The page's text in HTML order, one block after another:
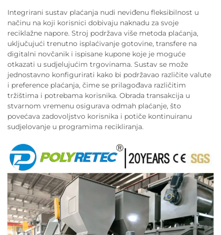
Integrirani sustav plaćanja nudi neviđenu fleksibilnost u
načinu na koji korisnici dobivaju naknadu za svoje
reciklažne napore. Stroj podržava više metoda plaćanja,
uključujući trenutno isplaćivanje gotovine, transfere na
digitalni novčanik i ispisane kupone koje je moguće
otkazati u sudjelujućim trgovinama. Sustav se može
jednostavno konfigurirati kako bi podržavao različite valute
i preference plaćanja, čime se prilagođava različitim
tržištima i potrebama korisnika. Obrada transakcija u
stvarnom vremenu osigurava odmah plaćanje, što
povećava zadovoljstvo korisnika i potiče kontinuiranu
sudjelovanje u programima recikliranja.